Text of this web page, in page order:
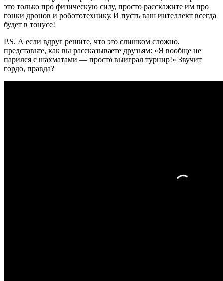
это только про физическую силу, просто расскажите им про
гонки дронов и робототехнику. И пусть ваш интеллект всегда
будет в тонусе!
P.S. А если вдруг решите, что это слишком сложно,
представьте, как вы рассказываете друзьям: «Я вообще не
парился с шахматами — просто выиграл турнир!» Звучит
гордо, правда?